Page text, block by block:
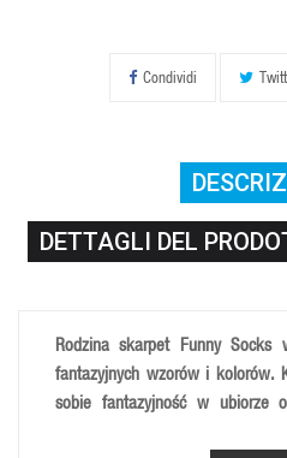
Condividi
DETTAGLI DEL
Rodzina skarpet Funny Socks
fantazyjnych wzorów i kolorów.
sobie fantazyjność w ubiorze